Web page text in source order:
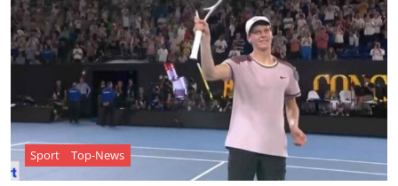
Sport Top-News